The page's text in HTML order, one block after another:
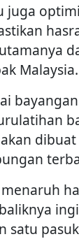
juga
Malaysia.
satu